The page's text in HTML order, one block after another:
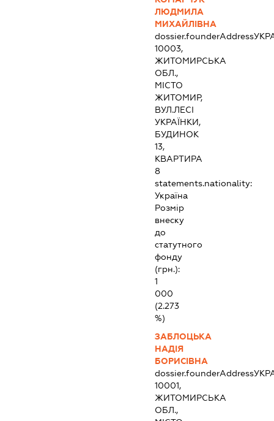
ЛЮДМИЛА
МИХАЙЛІВНА
dossier.founderAddress
10003,
ЖИТОМИРСЬКА
ОБЛ.,
МІСТО
ЖИТОМИР,
ВУЛ.ЛЕСІ
УКРАЇНКИ,
БУДИНОК
13,
КВАРТИРА
8
statements.nationality:
Україна
Розмір
внеску
до
статутного
фонду
(грн.):
1
000
(2.273
%)
ЗАБЛОЦЬКА
НАДІЯ
БОРИСІВНА
dossier.founderAddress
10001,
ЖИТОМИРСЬКА
ОБЛ.,